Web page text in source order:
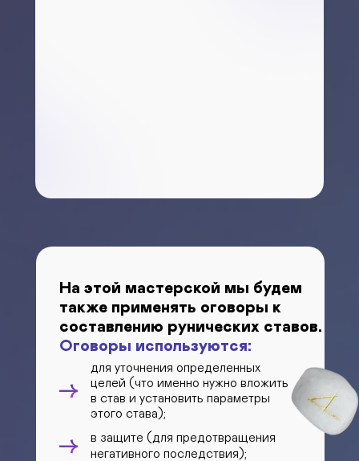
для уточнения определенных
целей (что именно нужно вложить
в став и установить параметры
этого става);
→
в защите (для предотвращения
негативного последствия);
→
На этой мастерской мы будем
также применять оговоры к
составлению рунических ставов.
Оговоры используются: